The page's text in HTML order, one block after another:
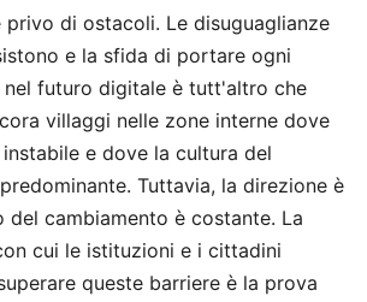
privo di ostacoli. Le disuguaglianze
e la sfida di portare ogni
futuro digitale è tutt'altro che
villaggi nelle zone interne dove
e dove la cultura del
Tuttavia, la direzione è
del cambiamento è costante. La
cui le istituzioni e i cittadini
queste barriere è la prova